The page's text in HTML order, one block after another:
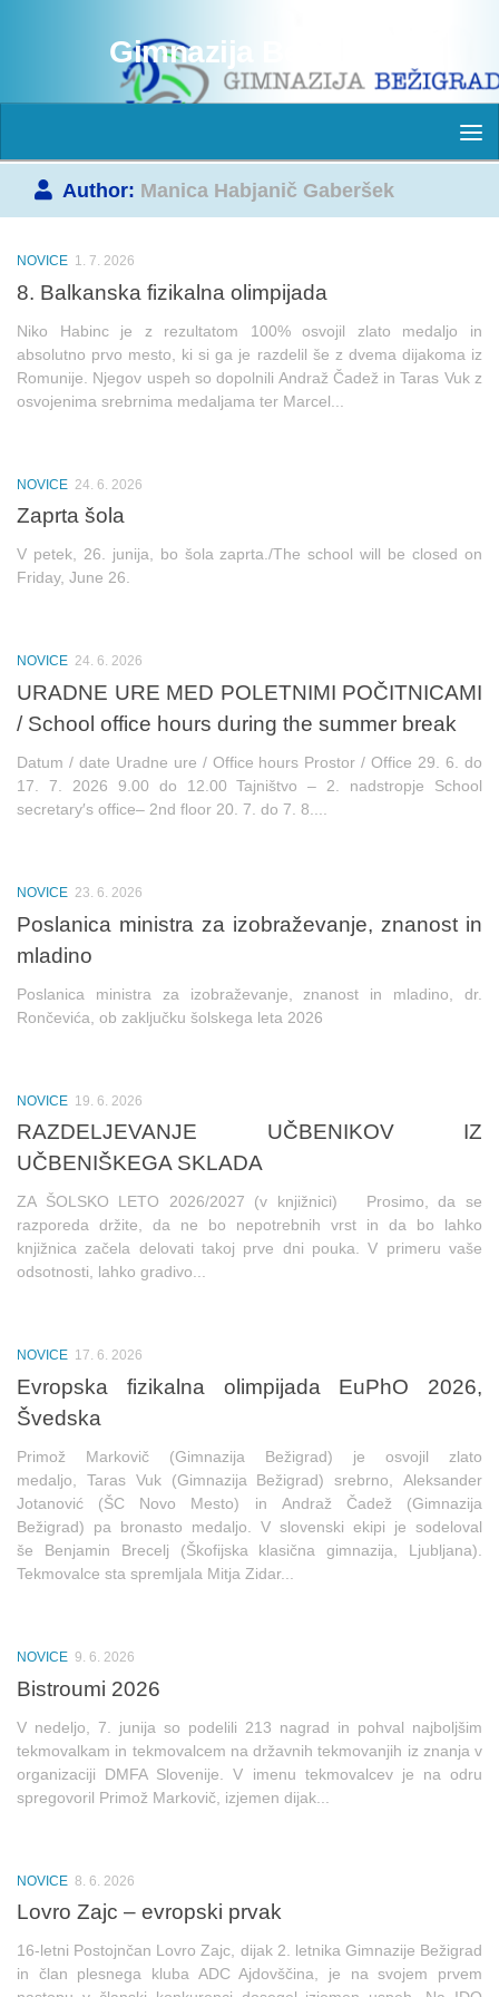
Gimnazija Bežigrad
Author: Manica Habjanič Gaberšek
NOVICE 1. 7. 2026
8. Balkanska fizikalna olimpijada
Niko Habinc je z rezultatom 100% osvojil zlato medaljo in
absolutno prvo mesto, ki si ga je razdelil še z dvema dijakoma iz
Romunije. Njegov uspeh so dopolnili Andraž Čadež in Taras Vuk z
osvojenima srebrnima medaljama ter Marcel...
NOVICE 24. 6. 2026
Zaprta šola
V petek, 26. junija, bo šola zaprta./The school will be closed on
Friday, June 26.
NOVICE 24. 6. 2026
URADNE URE MED POLETNIMI POČITNICAMI
/ School office hours during the summer break
Datum / date Uradne ure / Office hours Prostor / Office 29. 6. do
17. 7. 2026 9.00 do 12.00 Tajništvo – 2. nadstropje School
secretary′s office– 2nd floor 20. 7. do 7. 8....
NOVICE 23. 6. 2026
Poslanica ministra za izobraževanje, znanost in
mladino
Poslanica ministra za izobraževanje, znanost in mladino, dr.
Rončevića, ob zaključku šolskega leta 2026
NOVICE 19. 6. 2026
RAZDELJEVANJE UČBENIKOV IZ
UČBENIŠKEGA SKLADA
ZA ŠOLSKO LETO 2026/2027 (v knjižnici) Prosimo, da se
razporeda držite, da ne bo nepotrebnih vrst in da bo lahko
knjižnica začela delovati takoj prve dni pouka. V primeru vaše
odsotnosti, lahko gradivo...
NOVICE 17. 6. 2026
Evropska fizikalna olimpijada EuPhO 2026,
Švedska
Primož Markovič (Gimnazija Bežigrad) je osvojil zlato
medaljo, Taras Vuk (Gimnazija Bežigrad) srebrno, Aleksander
Jotanović (ŠC Novo Mesto) in Andraž Čadež (Gimnazija
Bežigrad) pa bronasto medaljo. V slovenski ekipi je sodeloval
še Benjamin Brecelj (Škofijska klasična gimnazija, Ljubljana).
Tekmovalce sta spremljala Mitja Zidar...
NOVICE 9. 6. 2026
Bistroumi 2026
V nedeljo, 7. junija so podelili 213 nagrad in pohval najboljšim
tekmovalkam in tekmovalcem na državnih tekmovanjih iz znanja v
organizaciji DMFA Slovenije. V imenu tekmovalcev je na odru
spregovoril Primož Markovič, izjemen dijak...
NOVICE 8. 6. 2026
Lovro Zajc – evropski prvak
16-letni Postojnčan Lovro Zajc, dijak 2. letnika Gimnazije Bežigrad
in član plesnega kluba ADC Ajdovščina, je na svojem prvem